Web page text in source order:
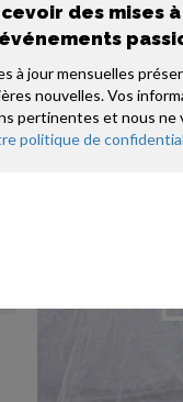
Trier:
des mises
à jour mensuelles
nouvelles. Vos
pertinentes et nous ne
politique de